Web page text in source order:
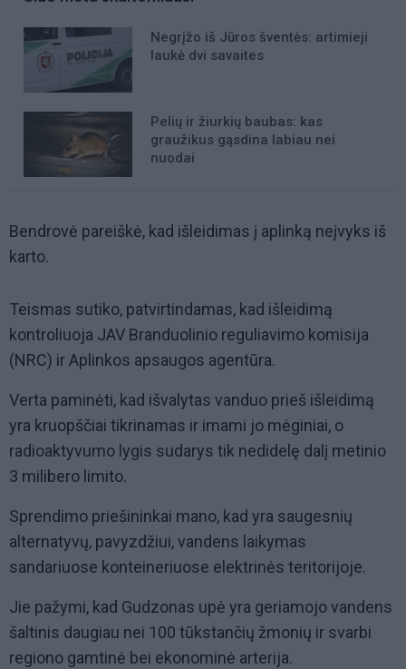
Negrįžo iš Jūros šventės: artimieji
laukė dvi savaites
Pelių ir žiurkių baubas: kas
graužikus gąsdina labiau nei
nuodai
Bendrovė pareiškė, kad išleidimas į aplinką neįvyks iš
karto.
Teismas sutiko, patvirtindamas, kad išleidimą
kontroliuoja JAV Branduolinio reguliavimo komisija
(NRC) ir Aplinkos apsaugos agentūra.
Verta paminėti, kad išvalytas vanduo prieš išleidimą
yra kruopščiai tikrinamas ir imami jo mėginiai, o
radioaktyvumo lygis sudarys tik nedidelę dalį metinio
3 milibero limito.
Sprendimo priešininkai mano, kad yra saugesnių
alternatyvų, pavyzdžiui, vandens laikymas
sandariuose konteineriuose elektrinės teritorijoje.
Jie pažymi, kad Gudzonas upė yra geriamojo vandens
šaltinis daugiau nei 100 tūkstančių žmonių ir svarbi
regiono gamtinė bei ekonominė arterija.